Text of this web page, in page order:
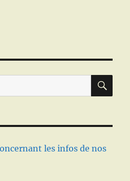
les infos de nos